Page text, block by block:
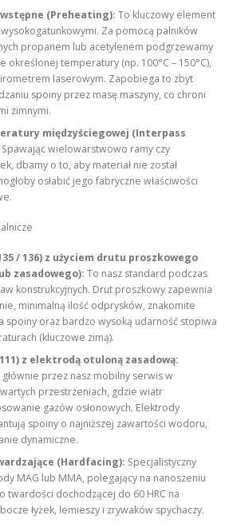
(Preheating): To kluczowy element
Za pomocą palników
propanem lub acetylenem podgrzewamy
określonej temperatury (np. 100°C – 150°C),
laserowym. Zapobiega to zbyt
spoiny przez masę maszyny, co chroni
zimnymi.
międzyściegowej (Interpass
Spawając wielowarstwowo ramy czy
dbamy o to, aby materiał nie został
osłabić jego fabryczne właściwości
/ 136) z użyciem drutu proszkowego
zasadowego): To nasz standard podczas
konstrukcyjnych. Drut proszkowy zapewnia
minimalną ilość odprysków, znakomite
spoiny oraz bardzo wysoką udarność stopiwa
(kluczowe zimą).
z elektrodą otuloną zasadową:
przez nasz mobilny serwis w
przestrzeniach, gdzie wiatr
gazów osłonowych. Elektrody
spoiny o najniższej zawartości wodoru,
dynamiczne.
(Hardfacing): Specjalistyczny
MAG lub MMA, polegający na nanoszeniu
twardości dochodzącej do 60 HRC na
łyżek, lemieszy i zrywaków spychaczy.